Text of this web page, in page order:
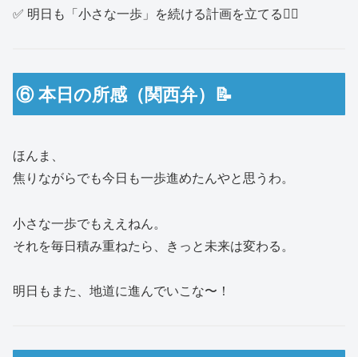
✅ 明日も「小さな一歩」を続ける計画を立てる🚶‍♂️
⑥ 本日の所感（関西弁）📝
ほんま、
焦りながらでも今日も一歩進めたんやと思うわ。
小さな一歩でもええねん。
それを毎日積み重ねたら、きっと未来は変わる。
明日もまた、地道に進んでいこな〜！